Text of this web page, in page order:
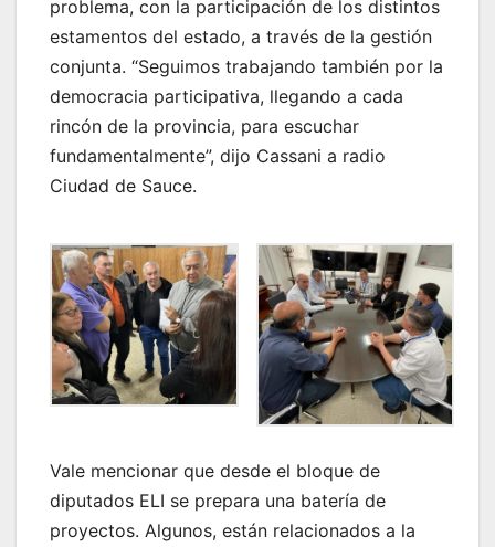
problema, con la participación de los distintos
estamentos del estado, a través de la gestión
conjunta. “Seguimos trabajando también por la
democracia participativa, llegando a cada
rincón de la provincia, para escuchar
fundamentalmente”, dijo Cassani a radio
Ciudad de Sauce.
Vale mencionar que desde el bloque de
diputados ELI se prepara una batería de
proyectos. Algunos, están relacionados a la